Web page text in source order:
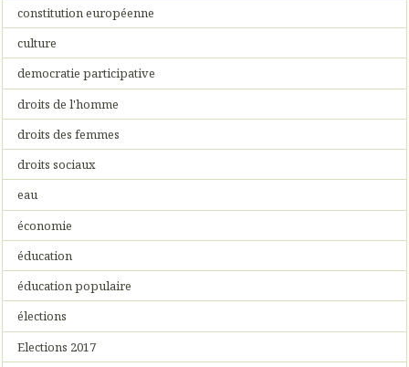
constitution européenne
culture
democratie participative
droits de l'homme
droits des femmes
droits sociaux
eau
économie
éducation
éducation populaire
élections
Elections 2017